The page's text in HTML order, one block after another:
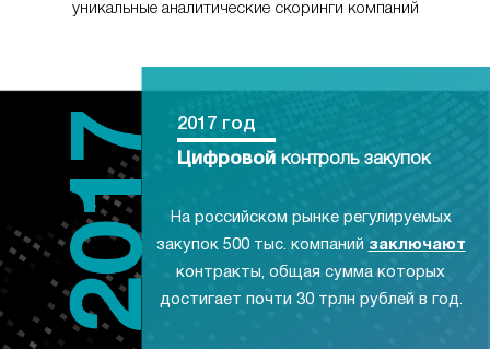
уникальные аналитические скоринги компаний
2017 год
Цифровой контроль закупок
На российском рынке регулируемых
закупок 500 тыс. компаний заключают
контракты, общая сумма которых
достигает почти 30 трлн рублей в год.